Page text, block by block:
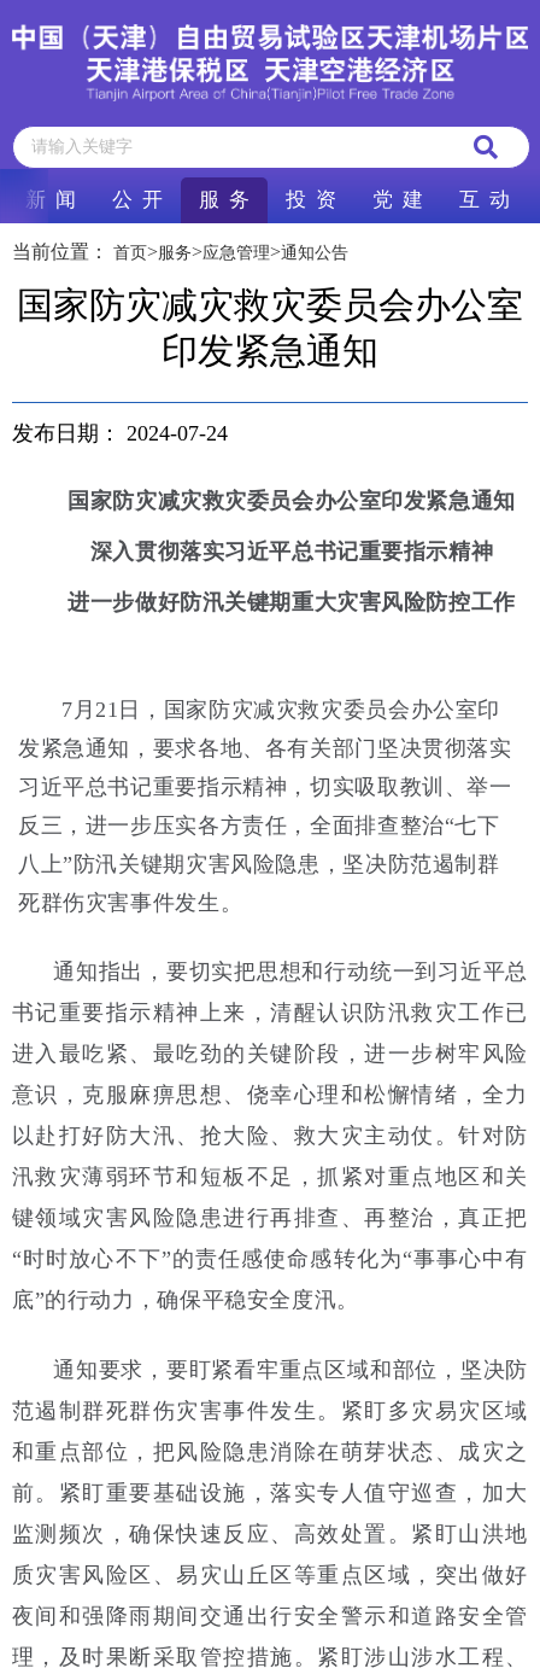
新 闻 公 开 服 务 投 资 党 建 互 动
当前位置： 首页>服务>应急管理>通知公告
国家防灾减灾救灾委员会办公室
印发紧急通知
发布日期： 2024-07-24
国家防灾减灾救灾委员会办公室印发紧急通知
深入贯彻落实习近平总书记重要指示精神
进一步做好防汛关键期重大灾害风险防控工作
7月21日， 国家防灾减灾救灾委员会办公室印
发紧急通知，要求各地、各有关部门坚决贯彻落实
习近平总书记重要指示精神，切实吸取教训、举一
反三，进一步压实各方责任，全面排查整治“七下
八上”防汛关键期灾害风险隐患，坚决防范遏制群
死群伤灾害事件发生。
通知指出，要切实把思想和行动统一到习近平总
书记重要指示精神上来，清醒认识防汛救灾工作已
进入最吃紧、最吃劲的关键阶段，进一步树牢风险
意识，克服麻痹思想、侥幸心理和松懈情绪，全力
以赴打好防大汛、抢大险、救大灾主动仗。针对防
汛救灾薄弱环节和短板不足，抓紧对重点地区和关
键领域灾害风险隐患进行再排查、再整治，真正把
“时时放心不下”的责任感使命感转化为“事事心中有
底”的行动力，确保平稳安全度汛。
通知要求，要盯紧看牢重点区域和部位，坚决防
范遏制群死群伤灾害事件发生。紧盯多灾易灾区域
和重点部位，把风险隐患消除在萌芽状态、成灾之
前。紧盯重要基础设施，落实专人值守巡查，加大
监测频次，确保快速反应、高效处置。紧盯山洪地
质灾害风险区、易灾山丘区等重点区域，突出做好
夜间和强降雨期间交通出行安全警示和道路安全管
理，及时果断采取管控措施。紧盯涉山涉水工程、